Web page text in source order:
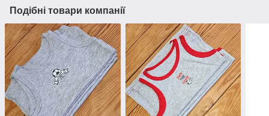
Подібні товари компанії